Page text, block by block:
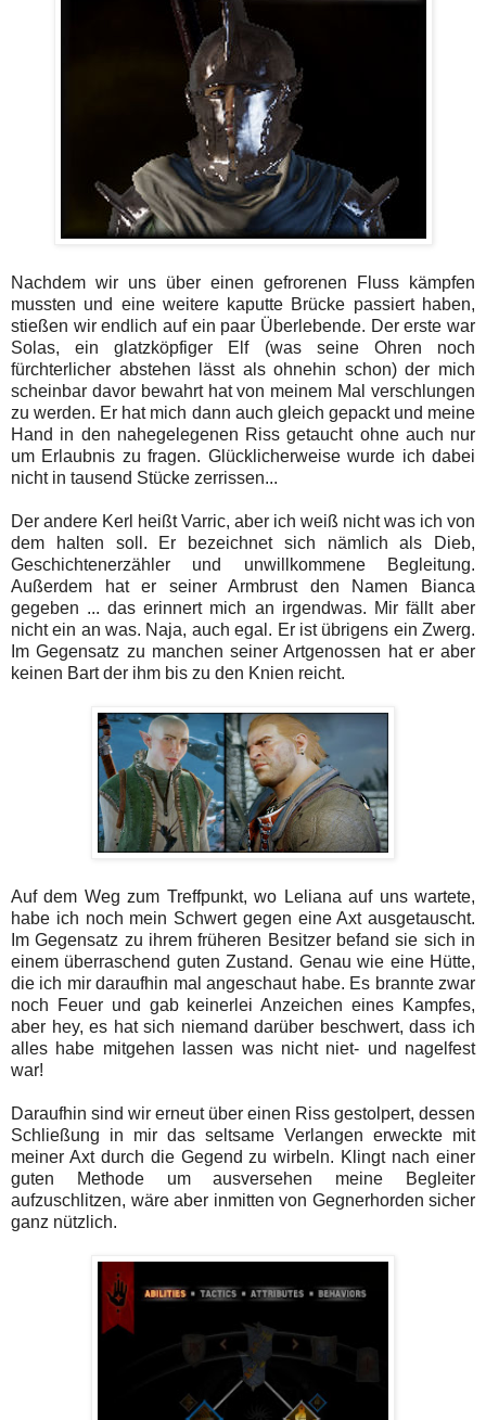
Nachdem wir uns über einen gefrorenen Fluss kämpfen
mussten und eine weitere kaputte Brücke passiert haben,
stießen wir endlich auf ein paar Überlebende. Der erste war
Solas, ein glatzköpfiger Elf (was seine Ohren noch
fürchterlicher abstehen lässt als ohnehin schon) der mich
scheinbar davor bewahrt hat von meinem Mal verschlungen
zu werden. Er hat mich dann auch gleich gepackt und meine
Hand in den nahegelegenen Riss getaucht ohne auch nur
um Erlaubnis zu fragen. Glücklicherweise wurde ich dabei
nicht in tausend Stücke zerrissen...
Der andere Kerl heißt Varric, aber ich weiß nicht was ich von
dem halten soll. Er bezeichnet sich nämlich als Dieb,
Geschichtenerzähler und unwillkommene Begleitung.
Außerdem hat er seiner Armbrust den Namen Bianca
gegeben ... das erinnert mich an irgendwas. Mir fällt aber
nicht ein an was. Naja, auch egal. Er ist übrigens ein Zwerg.
Im Gegensatz zu manchen seiner Artgenossen hat er aber
keinen Bart der ihm bis zu den Knien reicht.
Auf dem Weg zum Treffpunkt, wo Leliana auf uns wartete,
habe ich noch mein Schwert gegen eine Axt ausgetauscht.
Im Gegensatz zu ihrem früheren Besitzer befand sie sich in
einem überraschend guten Zustand. Genau wie eine Hütte,
die ich mir daraufhin mal angeschaut habe. Es brannte zwar
noch Feuer und gab keinerlei Anzeichen eines Kampfes,
aber hey, es hat sich niemand darüber beschwert, dass ich
alles habe mitgehen lassen was nicht niet- und nagelfest
war!
Daraufhin sind wir erneut über einen Riss gestolpert, dessen
Schließung in mir das seltsame Verlangen erweckte mit
meiner Axt durch die Gegend zu wirbeln. Klingt nach einer
guten Methode um ausversehen meine Begleiter
aufzuschlitzen, wäre aber inmitten von Gegnerhorden sicher
ganz nützlich.